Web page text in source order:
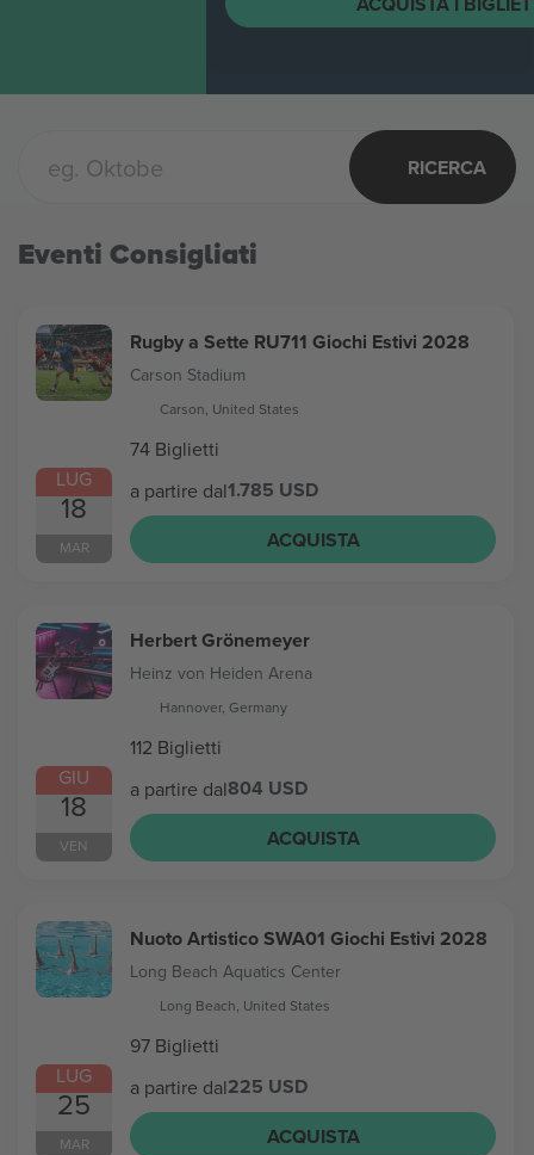
RICERCA
Eventi Consigliati
LUG
18
MAR
Rugby a Sette RU711 Giochi Estivi 2028
Carson Stadium
Carson, United States
74 Biglietti
a partire dal1.785 USD
ACQUISTA
GIU
18
VEN
Herbert Grönemeyer
Heinz von Heiden Arena
Hannover, Germany
112 Biglietti
a partire dal804 USD
ACQUISTA
LUG
25
MAR
Nuoto Artistico SWA01 Giochi Estivi 2028
Long Beach Aquatics Center
Long Beach, United States
97 Biglietti
a partire dal225 USD
ACQUISTA